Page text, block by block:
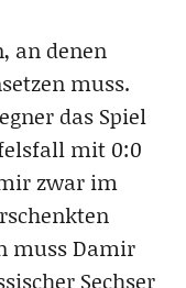
an denen
muss.
das Spiel
mit 0:0
zwar im
muss Damir
Sechser